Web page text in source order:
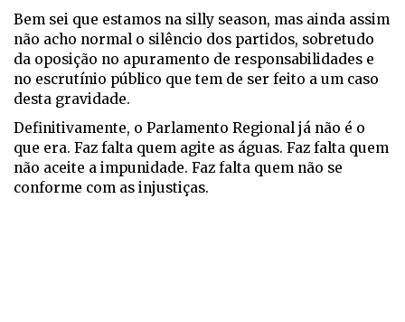
Bem sei que estamos na silly season, mas ainda assim
não acho normal o silêncio dos partidos, sobretudo
da oposição no apuramento de responsabilidades e
no escrutínio público que tem de ser feito a um caso
desta gravidade.
Definitivamente, o Parlamento Regional já não é o
que era. Faz falta quem agite as águas. Faz falta quem
não aceite a impunidade. Faz falta quem não se
conforme com as injustiças.